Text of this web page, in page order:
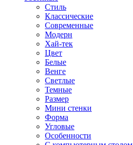
Стиль
Классические
Современные
Модерн
Хай-тек
Цвет
Белые
Венге
Светлые
Темные
Размер
Мини стенки
Форма
Угловые
Особенности